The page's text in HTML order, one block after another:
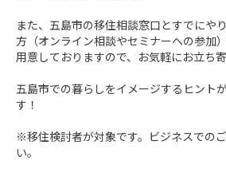
また、五島市の移住相談窓口とすでにや
方（オンライン相談やセミナーへの参加
用意しておりますので、お気軽にお立ち寄
五島市での暮らしをイメージするヒント
す！
※移住検討者が対象です。ビジネスでの
い。